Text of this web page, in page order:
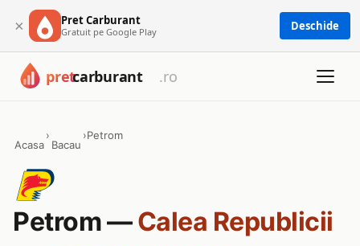
× Pret Carburant
Gratuit pe Google Play Deschide
Acasa
›
Bacau
›Petrom
Petrom —Calea Republicii